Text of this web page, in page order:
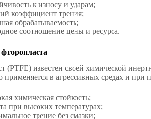
к износу и ударам;
коэффициент трения;
обрабатываемость;
соотношение цены и ресурса.
(PTFE) известен своей химической
в агрессивных средах и при
химическая стойкость;
при высоких температурах;
трение без смазки;